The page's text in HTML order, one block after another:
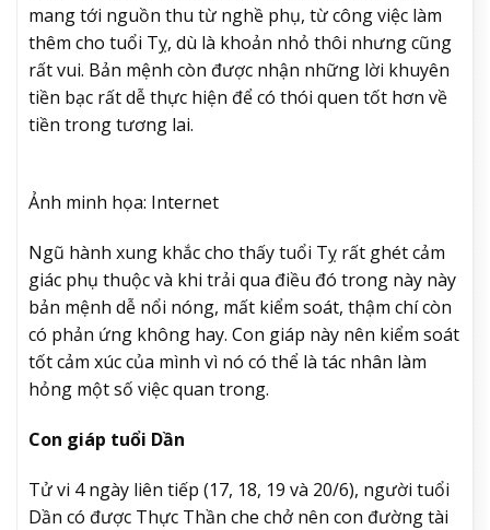
mang tới nguồn thu từ nghề phụ, từ công việc làm
thêm cho tuổi Tỵ, dù là khoản nhỏ thôi nhưng cũng
rất vui. Bản mệnh còn được nhận những lời khuyên
tiền bạc rất dễ thực hiện để có thói quen tốt hơn về
tiền trong tương lai.
Ảnh minh họa: Internet
Ngũ hành xung khắc cho thấy tuổi Tỵ rất ghét cảm
giác phụ thuộc và khi trải qua điều đó trong này này
bản mệnh dễ nổi nóng, mất kiểm soát, thậm chí còn
có phản ứng không hay. Con giáp này nên kiểm soát
tốt cảm xúc của mình vì nó có thể là tác nhân làm
hỏng một số việc quan trong.
Con giáp tuổi Dần
Tử vi 4 ngày liên tiếp (17, 18, 19 và 20/6), người tuổi
Dần có được Thực Thần che chở nên con đường tài